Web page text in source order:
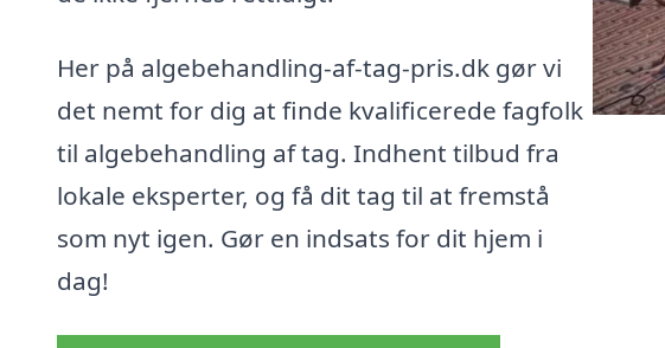
Her på algebehandling-af-tag-pris.dk gør vi
det nemt for dig at finde kvalificerede fagfolk
til algebehandling af tag. Indhent tilbud fra
lokale eksperter, og få dit tag til at fremstå
som nyt igen. Gør en indsats for dit hjem i
dag!